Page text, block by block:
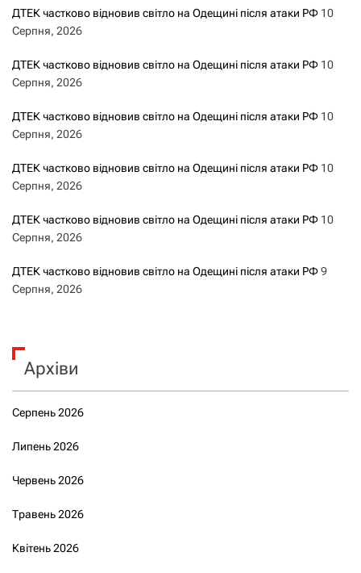
ДТЕК частково відновив світло на Одещині після атаки РФ 10
Серпня, 2026
ДТЕК частково відновив світло на Одещині після атаки РФ 10
Серпня, 2026
ДТЕК частково відновив світло на Одещині після атаки РФ 10
Серпня, 2026
ДТЕК частково відновив світло на Одещині після атаки РФ 10
Серпня, 2026
ДТЕК частково відновив світло на Одещині після атаки РФ 10
Серпня, 2026
ДТЕК частково відновив світло на Одещині після атаки РФ9
Серпня, 2026
Архіви
Серпень 2026
Липень 2026
Червень 2026
Травень 2026
Квітень 2026